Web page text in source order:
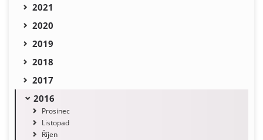
2021
2020
2019
2018
2017
2016
Prosinec
Listopad
Říjen